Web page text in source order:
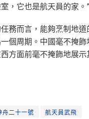
，它也是航天員的家。”
務而言，能夠烹制地
個周期。中國毫不掩
方面前毫不掩飾地展示
舟二十一號 航天員武飛